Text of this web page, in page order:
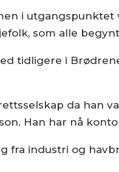
i utgangspunktet
som alle
tidligere i
da han
Han har nå
fra industri og